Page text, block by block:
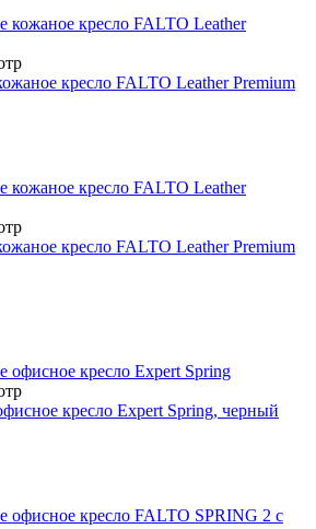
кресло FALTO Leather Premium
кресло FALTO Leather Premium
кресло Expert Spring, черный